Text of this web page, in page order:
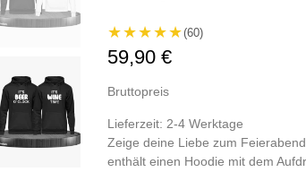
★★★★★(60)
59,90 €
Bruttopreis
Lieferzeit: 2-4 Werktage
Zeige deine Liebe zum
enthält einen Hoodie mit dem